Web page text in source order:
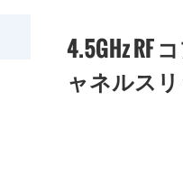
4.5GHz RF
ャネルス